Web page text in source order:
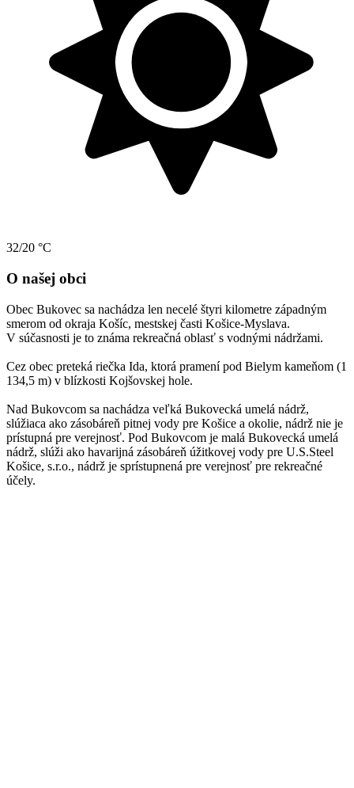
32/20 °C
O našej obci
Obec Bukovec sa nachádza len necelé štyri kilometre západným
smerom od okraja Košíc, mestskej časti Košice-Myslava.
V súčasnosti je to známa rekreačná oblasť s vodnými nádržami.
Cez obec preteká riečka Ida, ktorá pramení pod Bielym kameňom (1
134,5 m) v blízkosti Kojšovskej hole.
Nad Bukovcom sa nachádza veľká Bukovecká umelá nádrž,
slúžiaca ako zásobáreň pitnej vody pre Košice a okolie, nádrž nie je
prístupná pre verejnosť. Pod Bukovcom je malá Bukovecká umelá
nádrž, slúži ako havarijná zásobáreň úžitkovej vody pre U.S.Steel
Košice, s.r.o., nádrž je sprístupnená pre verejnosť pre rekreačné
účely.